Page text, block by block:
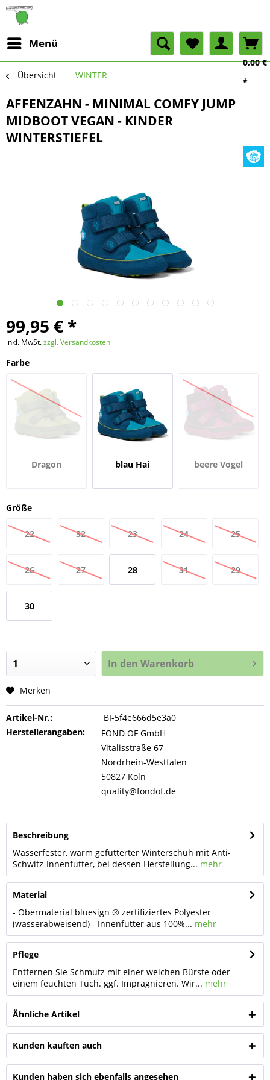
Menü
0,00 €
*
Übersicht WINTER
AFFENZAHN - MINIMAL COMFY JUMP
MIDBOOT VEGAN - KINDER
WINTERSTIEFEL
99,95 € *
inkl. MwSt.zzgl. Versandkosten
Farbe
Dragon blau Hai beere Vogel
Größe
22 32 23 24 25
26 27 28 31 29
30
In den Warenkorb
Merken
Artikel-Nr.:
BI-5f4e666d5e3a0
Herstellerangaben:
FOND OF GmbH
Vitalisstraße 67
Nordrhein-Westfalen
50827 Köln
quality@fondof.de
Beschreibung
Wasserfester, warm gefütterter Winterschuh mit Anti-
Schwitz-Innenfutter, bei dessen Herstellung... mehr
Material
- Obermaterial bluesign ® zertifiziertes Polyester
(wasserabweisend) - Innenfutter aus 100%... mehr
Pflege
Entfernen Sie Schmutz mit einer weichen Bürste oder
einem feuchten Tuch. ggf. Imprägnieren. Wir... mehr
Ähnliche Artikel
Kunden kauften auch
Kunden haben sich ebenfalls angesehen